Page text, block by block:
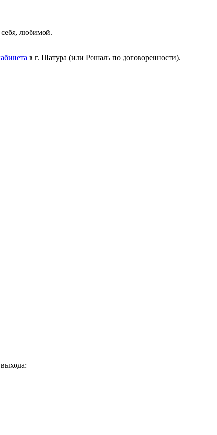
любимой.
в г. Шатура (или Рошаль по договоренности).